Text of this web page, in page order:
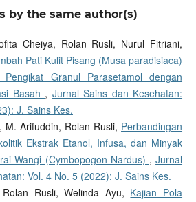
by the same author(s)
Cheiya, Rolan Rusli, Nurul Fitriani,
Pati Kulit Pisang (Musa paradisiaca)
Granul Parasetamol dengan
Basah , Jurnal Sains dan Kesehatan:
J. Sains Kes.
M. Arifuddin, Rolan Rusli, Perbandingan
Ekstrak Etanol, Infusa, dan Minyak
Wangi (Cymbopogon Nardus) ,Jurnal
Vol. 4 No. 5 (2022): J. Sains Kes.
Rusli, Welinda Ayu, Kajian Pola